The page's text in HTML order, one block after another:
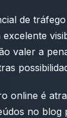
de
valer a
online é
no blog